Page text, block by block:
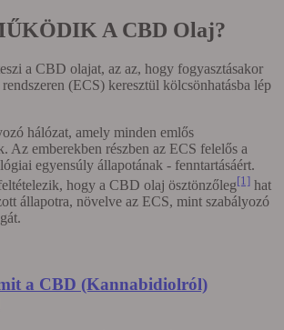
A CBD Olaj?
a CBD olajat, az az, hogy fogyasztásakor
(ECS) keresztül kölcsönhatásba lép
hálózat, amely minden emlős
Az emberekben részben az ECS felelős a
egyensúly állapotának - fenntartásáért.
hogy a CBD olaj ösztönzőleg[1] hat
állapotra, növelve az ECS, mint szabályozó
a CBD (Kannabidiolról)